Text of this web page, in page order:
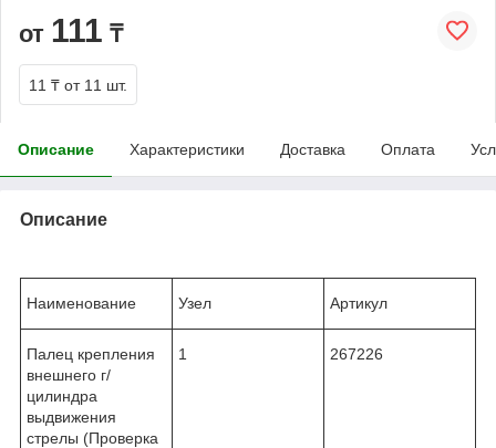
от 111 ₸
11 ₸ от 11 шт.
Описание Характеристики Доставка Оплата
Описание
Наименование Узел Артикул
Палец крепления
внешнего г/
цилиндра
выдвижения
стрелы (Проверка
1 267226